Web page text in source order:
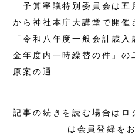
予算審議特別委員会は五
から神社本庁大講堂で開催
「令和八年度一般会計歳
金年度内一時繰替の件」の
原案の通…
記事の続きを読む場合はロ
は会員登録を